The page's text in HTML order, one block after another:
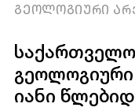
ᲒᲔᲝᲚᲝᲒᲘᲣᲠᲘ
გეოლოგიური
იანი